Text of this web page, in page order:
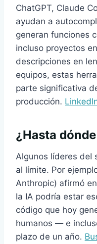
ChatGPT, Claude
ayudan a
generan funciones
incluso proyectos
descripciones en
equipos, estas
parte significativa
producción.
¿Hasta
Algunos líderes del
al límite. Por
Anthropic) afirmó
la IA podría estar
código que hoy
humanos — e
plazo de un año.